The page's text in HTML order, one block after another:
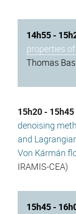
14h55 -
properties
Thomas
15h20 - 15h45
denoising
and
Von Kármán
IRAMIS-CEA)
15h45 -